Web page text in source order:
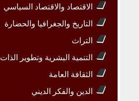
الاقتصاد والاقتصاد السياسي
التاريخ والجغرافيا والحضارة
التراث
التنمية البشرية وتطوير الذات
الثقافة العامة
الدين والفكر الديني